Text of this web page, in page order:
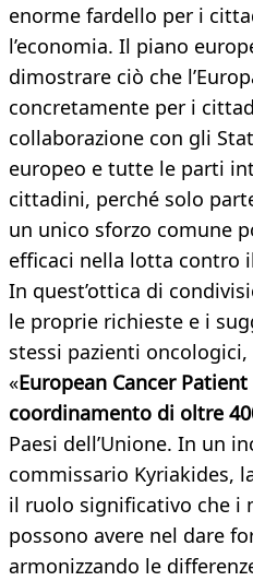
enorme fardello per i
l’economia. Il piano
dimostrare ciò che
concretamente per i
collaborazione con gli
europeo e tutte le parti
cittadini, perché solo
un unico sforzo comune
efficaci nella lotta contro
In quest’ottica di
le proprie richieste e i
stessi pazienti
«European Cancer
coordinamento di oltre
Paesi dell’Unione. In un
commissario Kyriakides,
il ruolo significativo che i
possono avere nel dare
armonizzando le